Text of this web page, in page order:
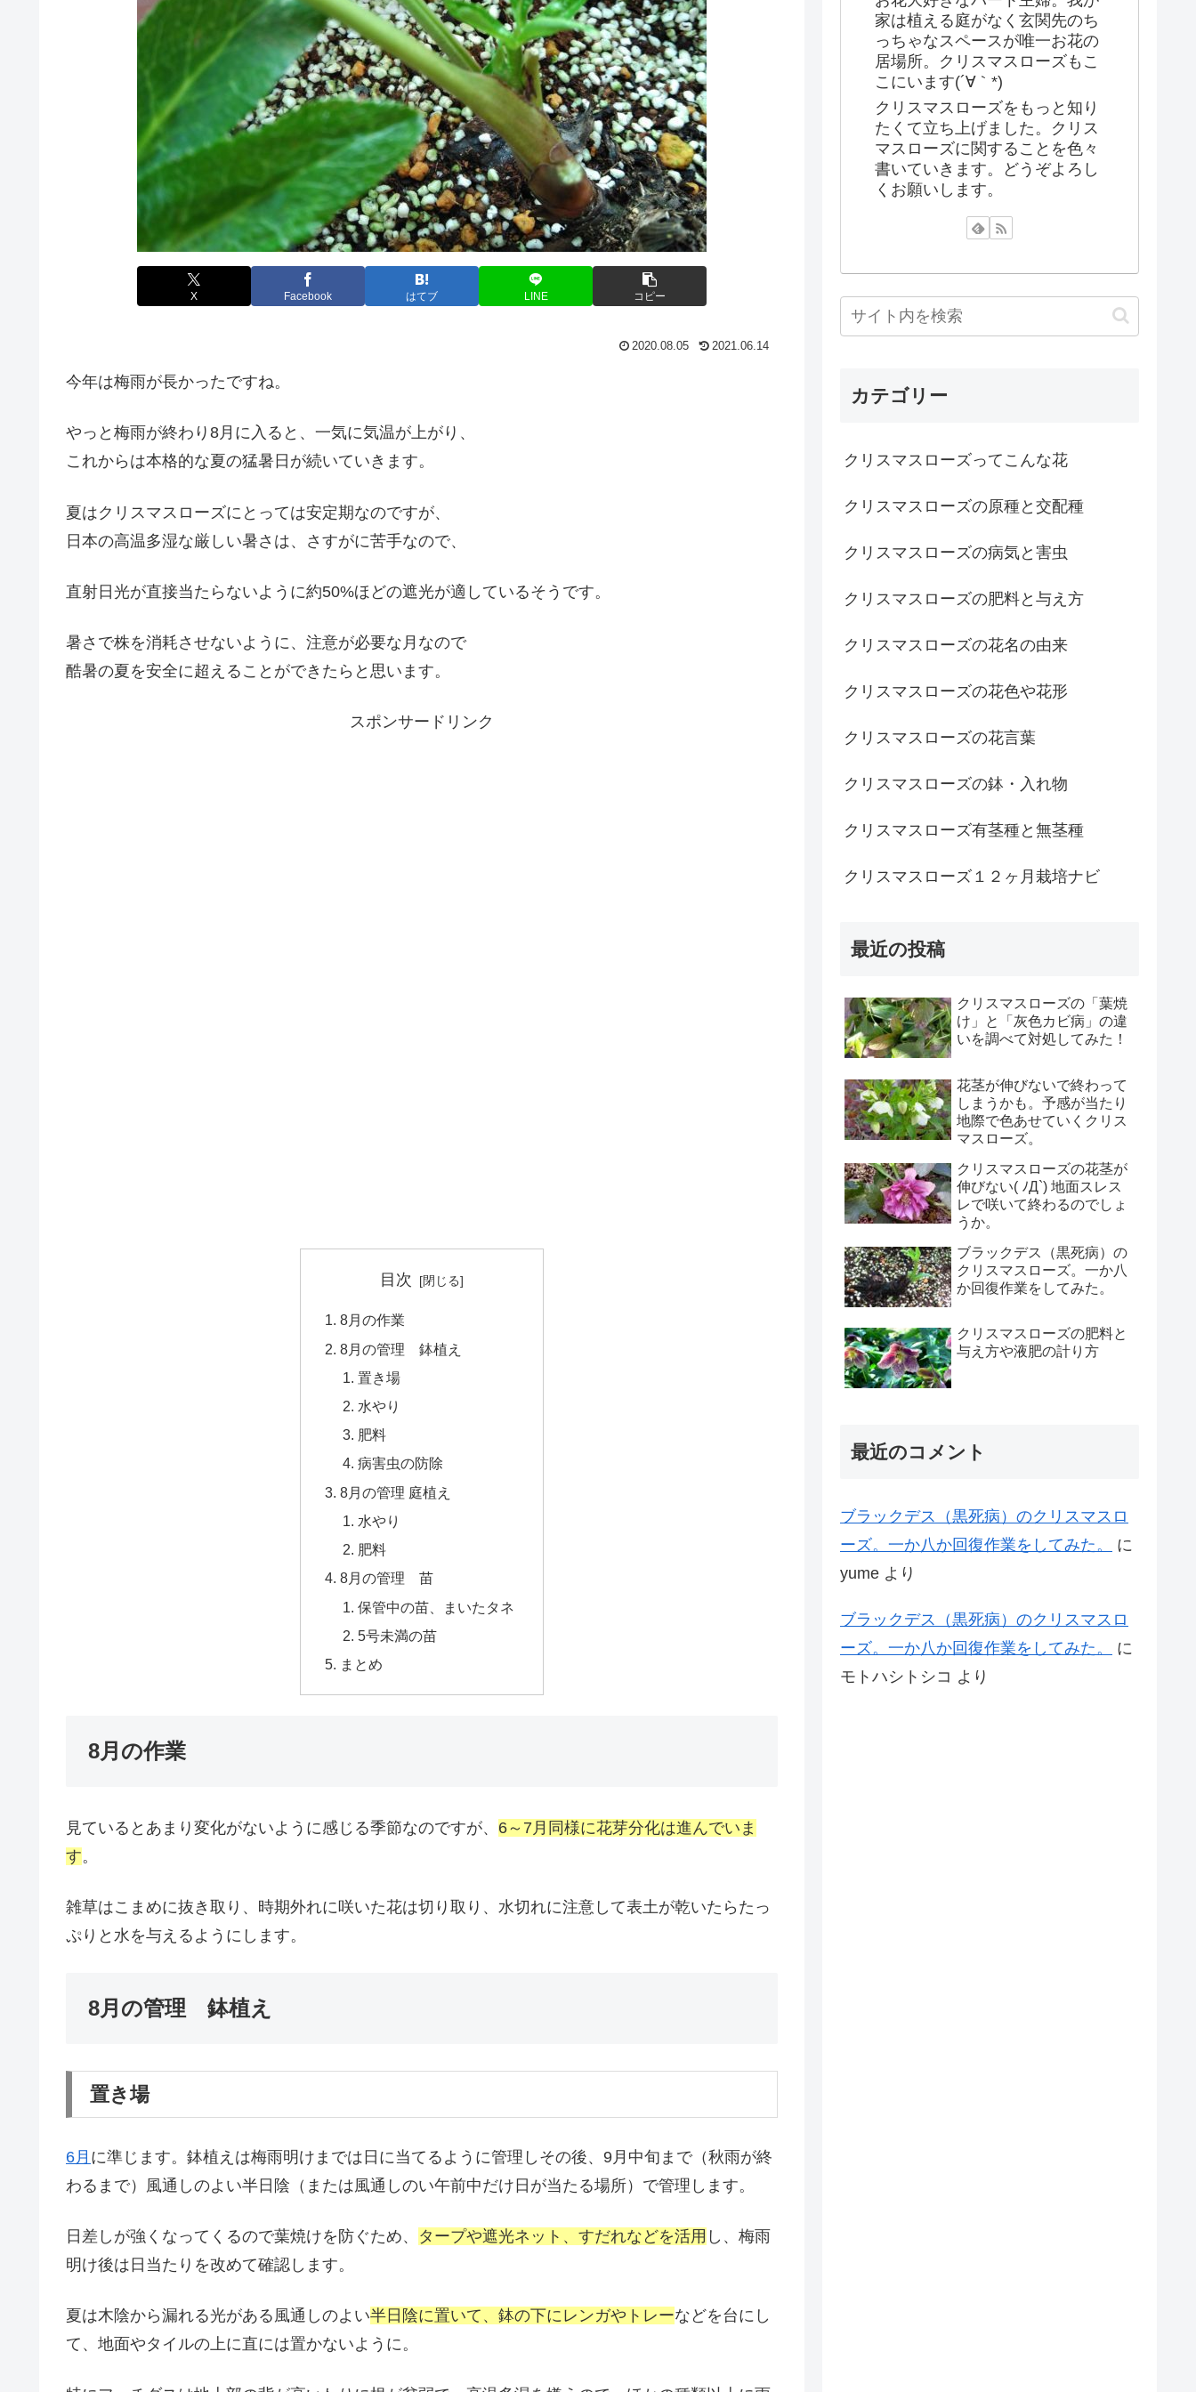
X Facebook はてブ LINE コピー
2020.08.05 2021.06.14
今年は梅雨が長かったですね。
やっと梅雨が終わり8月に入ると、一気に気温が上がり、
これからは本格的な夏の猛暑日が続いていきます。
夏はクリスマスローズにとっては安定期なのですが、
日本の高温多湿な厳しい暑さは、さすがに苦手なので、
直射日光が直接当たらないように約50%ほどの遮光が適しているそうです。
暑さで株を消耗させないように、注意が必要な月なので
酷暑の夏を安全に超えることができたらと思います。
スポンサードリンク
目次
8月の作業
8月の管理 鉢植え
置き場
水やり
肥料
病害虫の防除
8月の管理 庭植え
水やり
肥料
8月の管理 苗
保管中の苗、まいたタネ
5号未満の苗
まとめ
8月の作業
見ているとあまり変化がないように感じる季節なのですが、 6～7月同様に花芽分化は進んでいま
す。
雑草はこまめに抜き取り、時期外れに咲いた花は切り取り、水切れに注意して表土が乾いたらたっ
ぷりと水を与えるようにします。
8月の管理 鉢植え
置き場
6月 に準じます。鉢植えは梅雨明けまでは日に当てるように管理しその後、9月中旬まで（秋雨が終
わるまで）風通しのよい半日陰（または風通しのい午前中だけ日が当たる場所）で管理します。
日差しが強くなってくるので葉焼けを防ぐため、 タープや遮光ネット、すだれなどを活用 し、梅雨
明け後は日当たりを改めて確認します。
夏は木陰から漏れる光がある風通しのよい半日陰に置いて、鉢の下にレンガやトレーなどを台にし
て、地面やタイルの上に直には置かないように。
家は植える庭がなく玄関先のち
っちゃなスペースが唯一お花の
居場所。クリスマスローズもこ
こにいます(´∀｀*)
クリスマスローズをもっと知り
たくて立ち上げました。クリス
マスローズに関することを色々
書いていきます。どうぞよろし
くお願いします。
カテゴリー
クリスマスローズってこんな花
クリスマスローズの原種と交配種
クリスマスローズの病気と害虫
クリスマスローズの肥料と与え方
クリスマスローズの花名の由来
クリスマスローズの花色や花形
クリスマスローズの花言葉
クリスマスローズの鉢・入れ物
クリスマスローズ有茎種と無茎種
クリスマスローズ１２ヶ月栽培ナビ
最近の投稿
クリスマスローズの「葉焼
け」と「灰色カビ病」の違
いを調べて対処してみた！
花茎が伸びないで終わって
しまうかも。予感が当たり
地際で色あせていくクリス
マスローズ。
クリスマスローズの花茎が
伸びない( ﾉД`) 地面スレス
レで咲いて終わるのでしょ
うか。
ブラックデス（黒死病）の
クリスマスローズ。一か八
か回復作業をしてみた。
クリスマスローズの肥料と
与え方や液肥の計り方
最近のコメント
ブラックデス（黒死病）のクリスマスロ
ーズ。一か八か回復作業をしてみた。
に
yume より
ブラックデス（黒死病）のクリスマスロ
ーズ。一か八か回復作業をしてみた。
に
モトハシトシコ より